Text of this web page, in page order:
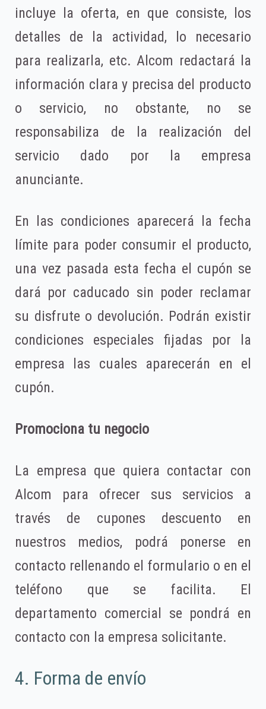
incluye la oferta, en que consiste, los
detalles de la actividad, lo necesario
para realizarla, etc. Alcom redactará la
información clara y precisa del producto
o servicio, no obstante, no se
responsabiliza de la realización del
servicio dado por la empresa
anunciante.
En las condiciones aparecerá la fecha
límite para poder consumir el producto,
una vez pasada esta fecha el cupón se
dará por caducado sin poder reclamar
su disfrute o devolución. Podrán existir
condiciones especiales fijadas por la
empresa las cuales aparecerán en el
cupón.
Promociona tu negocio
La empresa que quiera contactar con
Alcom para ofrecer sus servicios a
través de cupones descuento en
nuestros medios, podrá ponerse en
contacto rellenando el formulario o en el
teléfono que se facilita. El
departamento comercial se pondrá en
contacto con la empresa solicitante.
4. Forma de envío